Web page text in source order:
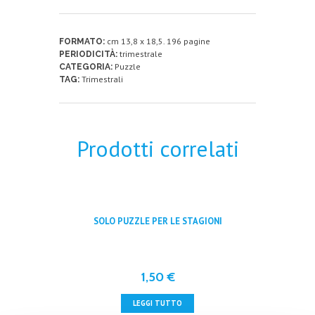
FORMATO: cm 13,8 x 18,5. 196 pagine
PERIODICITÀ: trimestrale
CATEGORIA: Puzzle
TAG: Trimestrali
Prodotti correlati
SOLO PUZZLE PER LE STAGIONI
1,50€
LEGGI TUTTO